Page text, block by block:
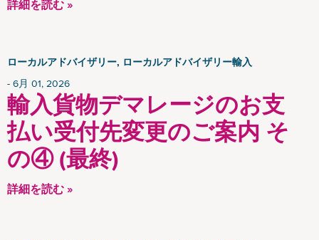
詳細を読む »
ローカルアドバイザリー, ローカルアドバイザリー輸入
6月 01, 2026
輸入貨物デマレージのお支
払い受付先変更のご案内 そ
の④ (最終)
詳細を読む »